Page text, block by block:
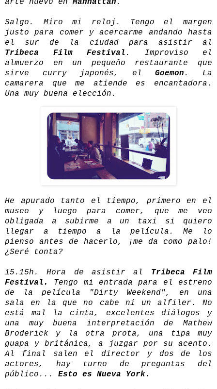
arte nuevo en Manhattan .
Salgo. Miro mi reloj. Tengo el margen
justo para comer y acercarme andando hasta
el sur de la ciudad para asistir al
Tribeca Film Festival . Improviso el
almuerzo en un pequeño restaurante que
sirve curry japonés, elGoemon . La
camarera que me atiende es encantadora.
Una muy buena elección.
He apurado tanto el tiempo, primero en el
museo y luego para comer, que me veo
obligada a subirme a un taxi si quiero
llegar a tiempo a la película. Me lo
pienso antes de hacerlo, ¡me da como palo!
¿Seré tonta?
15.15h. Hora de asistir al Tribeca Film
Festival.
Tengo mi entrada para el estreno
de la película "Dirty Weekend", en una
sala en la que no cabe ni un alfiler. No
está mal la cinta, excelentes diálogos y
una muy buena interpretación de Mathew
Broderick y la otra prota, una tipa muy
guapa y británica, a juzgar por su acento.
Al final salen el director y dos de los
actores, hay turno de preguntas del
público... Esto es Nueva York.